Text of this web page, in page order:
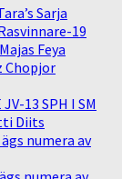
Sarja
19
Feya
Chopjor
JV-13 SPH I SM
Diits
ägs numera av